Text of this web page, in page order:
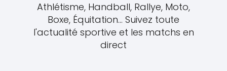
Athlétisme, Handball, Rallye, Moto,
Boxe, Équitation... Suivez toute
l'actualité sportive et les matchs en
direct